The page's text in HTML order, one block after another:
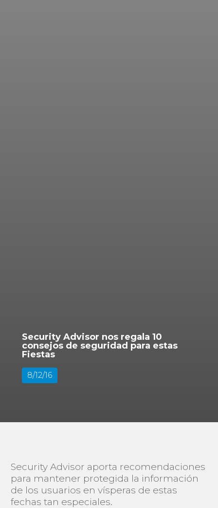
Security Advisor nos regala 10
consejos de seguridad para estas
Fiestas
8/12/16
Security Advisor aporta recomendaciones
para mantener protegida la información
de los usuarios en vísperas de estas
fechas tan especiales.